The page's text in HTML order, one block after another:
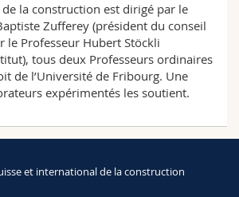
et sociales et management
humaines
et de la formation
la construction est dirigé par le
Zufferey (président du conseil
le Professeur Hubert Stöckli
tous deux Professeurs ordinaires
de l’Université de Fribourg. Une
expérimentés les soutient.
et international de la construction